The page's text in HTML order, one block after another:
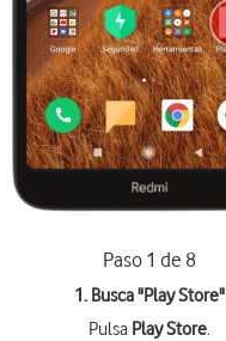
Paso 1 de 8
1. Busca "Play Store"
Pulsa Play Store.